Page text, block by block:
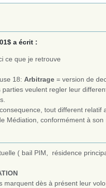
a écrit :
ce que je retrouve
18: Arbitrage= version de
parties veulent regler leur
tout different
Médiation, conformément à son
( bail PIM, résidence
marquent dès à présent leur